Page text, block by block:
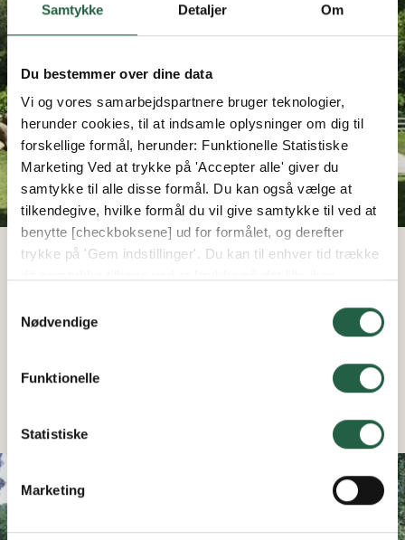
Samtykke Detaljer Om
Du bestemmer over dine data
Vi og vores samarbejdspartnere bruger teknologier,
herunder cookies, til at indsamle oplysninger om dig til
forskellige formål, herunder: Funktionelle Statistiske
Marketing Ved at trykke på 'Accepter alle' giver du
samtykke til alle disse formål. Du kan også vælge at
tilkendegive, hvilke formål du vil give samtykke til ved at
benytte [checkboksene] ud for formålet, og derefter
trykke på 'Gem indstillinger'. Du kan til enhver tid trække
mere om vores brug af cookies og andre teknologier,
personlige oplysninger
Nødvendige
Funktionelle
Statistiske
Marketing
Designe dit Euro Serre-drivhus
Alle valg du kan gøre til dit Euro-Serre-drivhus